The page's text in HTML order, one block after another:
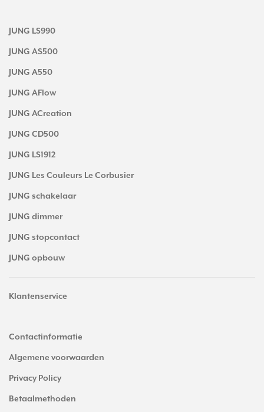
JUNG LS990
JUNG AS500
JUNG A550
JUNG AFlow
JUNG ACreation
JUNG CD500
JUNG LS1912
JUNG Les Couleurs Le Corbusier
JUNG schakelaar
JUNG dimmer
JUNG stopcontact
JUNG opbouw
Klantenservice
Contactinformatie
Algemene voorwaarden
Privacy Policy
Betaalmethoden